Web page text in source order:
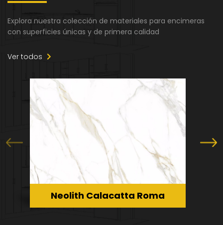
Explora nuestra colección de materiales para encimeras
con superficies únicas y de primera calidad
Ver todos
Neolith Calacatta Roma